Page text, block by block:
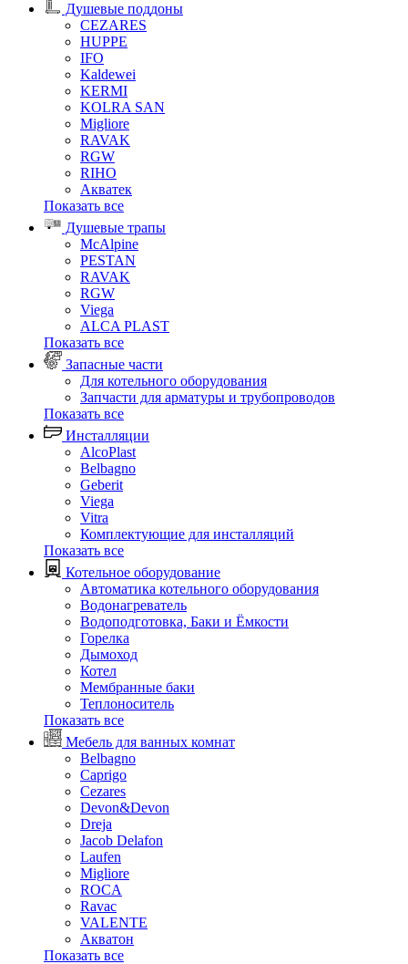
Душевые поддоны
CEZARES
HUPPE
IFO
Kaldewei
KERMI
KOLRA SAN
Migliore
RAVAK
RGW
RIHO
Акватек
Показать все
Душевые трапы
McAlpine
PESTAN
RAVAK
RGW
Viega
АLCA PLAST
Показать все
Запасные части
Для котельного оборудования
Запчасти для арматуры и трубопроводов
Показать все
Инсталляции
AlcoPlast
Belbagno
Geberit
Viega
Vitra
Комплектующие для инсталляций
Показать все
Котельное оборудование
Автоматика котельного оборудования
Водонагреватель
Водоподготовка, Баки и Ёмкости
Горелка
Дымоход
Котел
Мембранные баки
Теплоноситель
Показать все
Мебель для ванных комнат
Belbagno
Caprigo
Cezares
Devon&Devon
Dreja
Jacob Delafon
Laufen
Migliore
ROCA
Rаvac
VALENTE
Акватон
Показать все